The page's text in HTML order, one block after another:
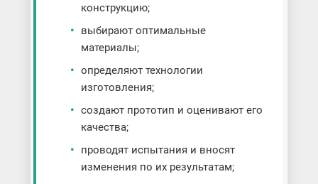
конструкцию;
выбирают оптимальные
материалы;
определяют технологии
изготовления;
создают прототип и оценивают его
качества;
проводят испытания и вносят
изменения по их результатам;